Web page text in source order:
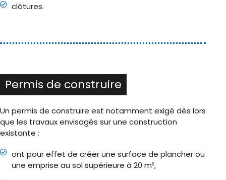
clôtures.
Permis de construire
Un permis de construire est notamment exigé dès lors
que les travaux envisagés sur une construction
existante :
ont pour effet de créer une surface de plancher ou
une emprise au sol supérieure à 20 m²,